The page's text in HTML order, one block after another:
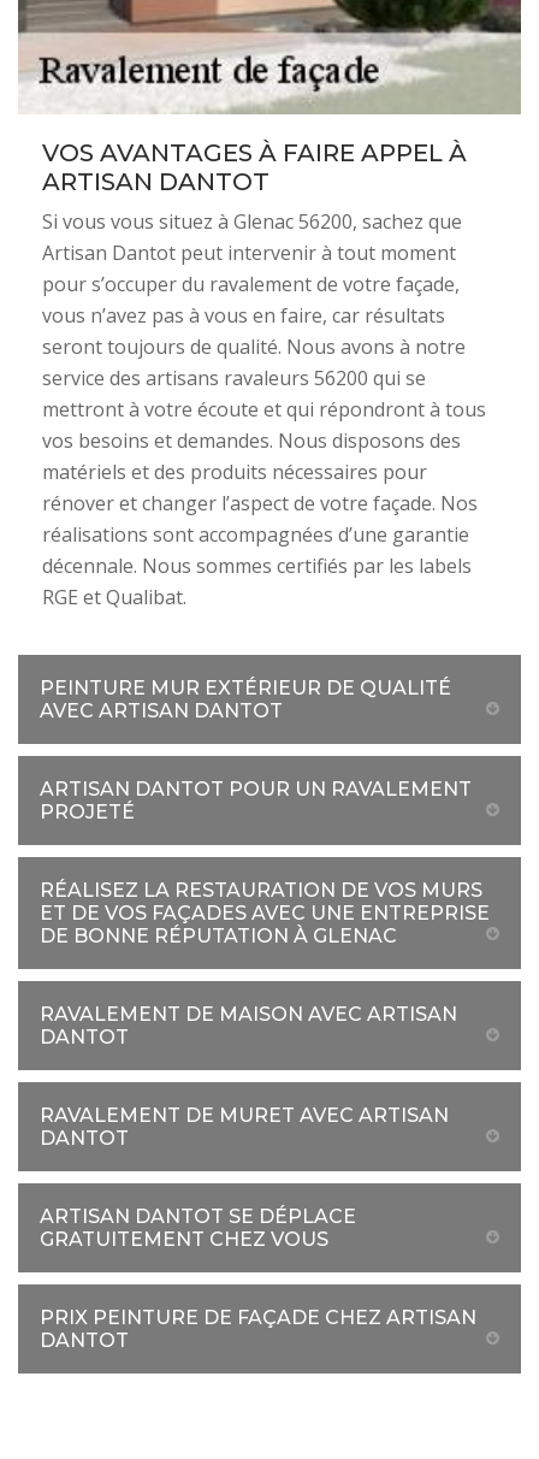
VOS AVANTAGES À FAIRE APPEL À
ARTISAN DANTOT
Si vous vous situez à Glenac 56200, sachez que
Artisan Dantot peut intervenir à tout moment
pour s’occuper du ravalement de votre façade,
vous n’avez pas à vous en faire, car résultats
seront toujours de qualité. Nous avons à notre
service des artisans ravaleurs 56200 qui se
mettront à votre écoute et qui répondront à tous
vos besoins et demandes. Nous disposons des
matériels et des produits nécessaires pour
rénover et changer l’aspect de votre façade. Nos
réalisations sont accompagnées d’une garantie
décennale. Nous sommes certifiés par les labels
RGE et Qualibat.
PEINTURE MUR EXTÉRIEUR DE QUALITÉ
AVEC ARTISAN DANTOT
ARTISAN DANTOT POUR UN RAVALEMENT
PROJETÉ
RÉALISEZ LA RESTAURATION DE VOS MURS
ET DE VOS FAÇADES AVEC UNE ENTREPRISE
DE BONNE RÉPUTATION À GLENAC
RAVALEMENT DE MAISON AVEC ARTISAN
DANTOT
RAVALEMENT DE MURET AVEC ARTISAN
DANTOT
ARTISAN DANTOT SE DÉPLACE
GRATUITEMENT CHEZ VOUS
PRIX PEINTURE DE FAÇADE CHEZ ARTISAN
DANTOT